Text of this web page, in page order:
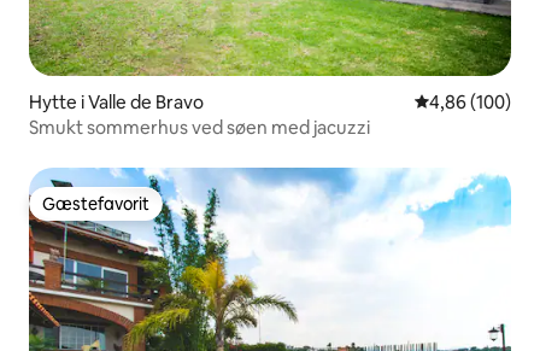
Hytte i Valle de Bravo 4,86 ud af 5 i
4,86 (100)
Smukt sommerhus ved søen med jacuzzi
Gæstefavorit
Gæstefavorit